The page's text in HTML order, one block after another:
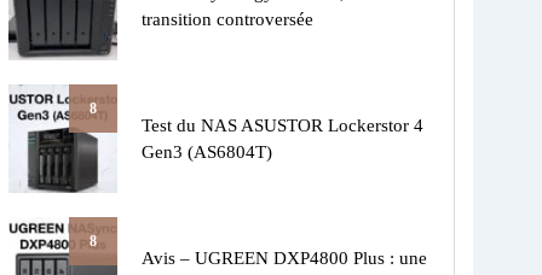
transition controversée
8
Test du NAS ASUSTOR Lockerstor 4
Gen3 (AS6804T)
8
Avis – UGREEN DXP4800 Plus : une